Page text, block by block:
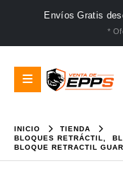
Envíos Gratis
*
INICIO
TIENDA
BLOQUES RETRÁCTIL
BLOQUE RETRACTIL